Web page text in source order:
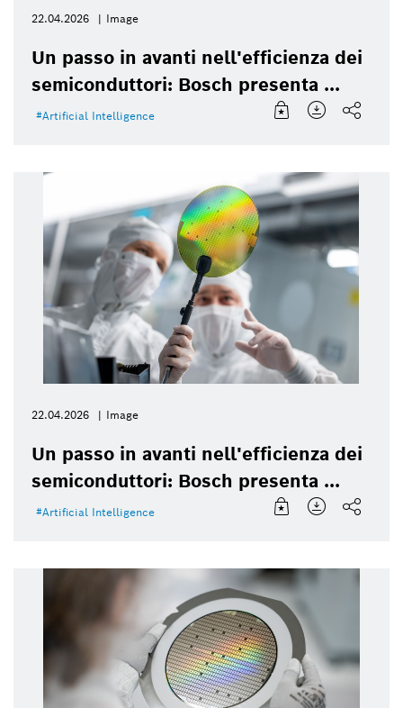
22.04.2026 Image
Un passo in avanti nell'efficienza dei
semiconduttori: Bosch presenta ...
Artificial Intelligence
22.04.2026 Image
Un passo in avanti nell'efficienza dei
semiconduttori: Bosch presenta ...
Artificial Intelligence